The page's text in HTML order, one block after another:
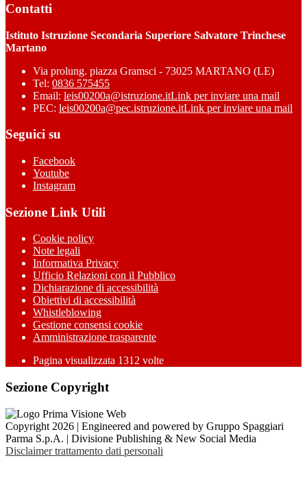
Contatti
Istituto Istruzione Secondaria Superiore Salvatore Trinchese
Martano
Via prolung. piazza Gramsci - 73025 MARTANO (LE)
Tel: 0836 575455
Email: leis00200a@istruzione.itLink per inviare una mail
PEC: leis00200a@pec.istruzione.itLink per inviare una mail
Seguici su
Facebook
Youtube
Instagram
Sezione Link Utili
Cookie policy
Note legali
Informativa Privacy
Ufficio Relazioni con il Pubblico
Dichiarazione di accessibilità
Obiettivi di accessibilità
Whistleblowing
Gestione consensi cookie
Amministrazione trasparente
Pagina visualizzata 1312 volte
Sezione Copyright
Copyright 2026 | Engineered and powered by Gruppo Spaggiari
Parma S.p.A. | Divisione Publishing & New Social Media
Disclaimer trattamento dati personali